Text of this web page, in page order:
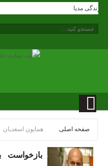
زندگی مدیا
صفحه اصلی همایون اسعدیان